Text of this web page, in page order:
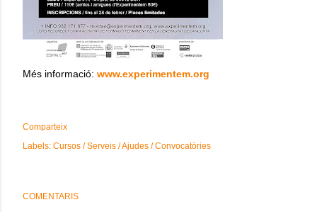
Més informació: www.experimentem.org
Comparteix
Labels: Cursos / Serveis / Ajudes / Convocatòries
COMENTARIS